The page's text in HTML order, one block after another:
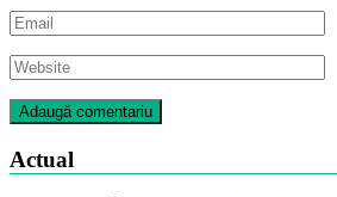
Actual